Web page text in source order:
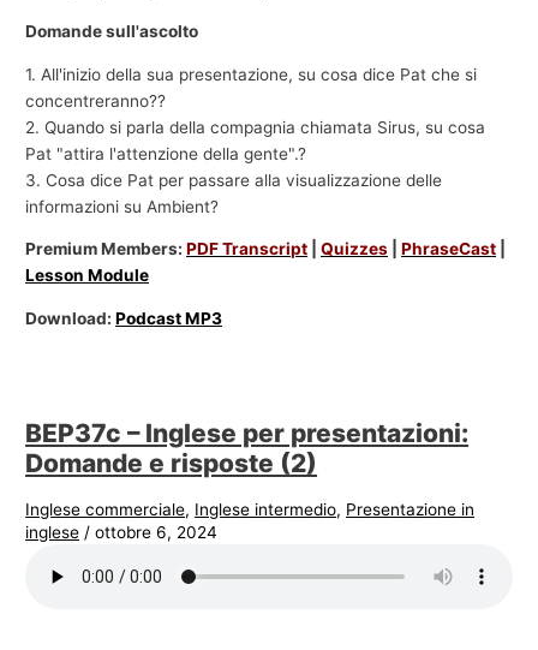
Domande sull'ascolto
1. All'inizio della sua presentazione, su cosa dice Pat che si
concentreranno??
2. Quando si parla della compagnia chiamata Sirus, su cosa
Pat "attira l'attenzione della gente".?
3. Cosa dice Pat per passare alla visualizzazione delle
informazioni su Ambient?
Premium Members:PDF Transcript |Quizzes |PhraseCast
Lesson Module
Download:Podcast MP3
BEP37c – Inglese per presentazioni:
Domande e risposte (2)
Inglese commerciale, Inglese intermedio, Presentazione in
inglese /ottobre 6, 2024